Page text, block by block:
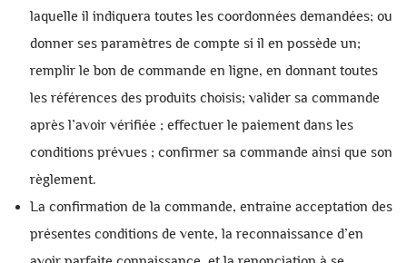
laquelle il indiquera toutes les coordonnées demandées; ou
donner ses paramètres de compte si il en possède un;
remplir le bon de commande en ligne, en donnant toutes
les références des produits choisis; valider sa commande
après l’avoir vérifiée ; effectuer le paiement dans les
conditions prévues ; confirmer sa commande ainsi que son
règlement.
La confirmation de la commande, entraine acceptation des
présentes conditions de vente, la reconnaissance d’en